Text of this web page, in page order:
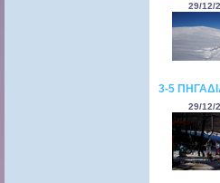
29/12/
3-5
29/12/